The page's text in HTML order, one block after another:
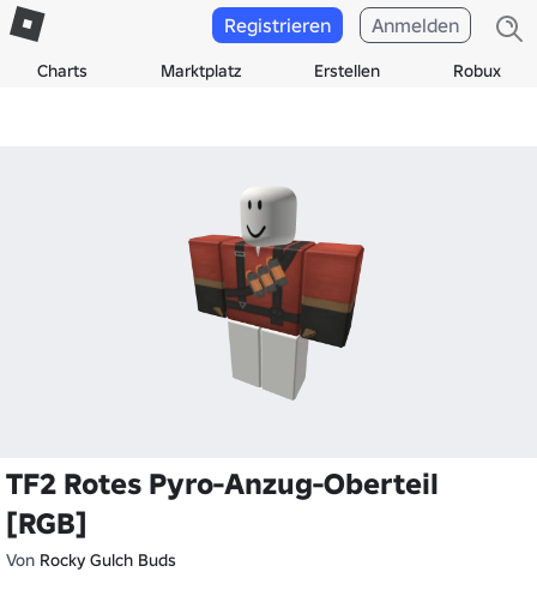
Charts Marktplatz Erstellen Robux
Registrieren Anmelden
TF2 Rotes Pyro-Anzug-Oberteil
[RGB]
Von Rocky Gulch Buds